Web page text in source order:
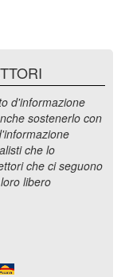
d'informazione
sostenerlo con
che lo
che ci seguono
libero